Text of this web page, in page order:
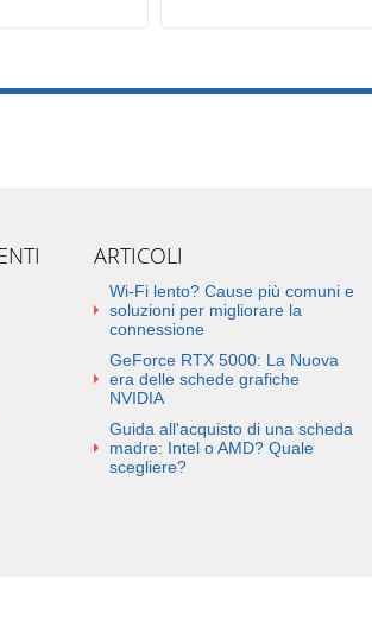
ARTICOLI
Wi-Fi lento? Cause più comuni e
soluzioni per migliorare la
connessione
GeForce RTX 5000: La Nuova
era delle schede grafiche
NVIDIA
Guida all'acquisto di una scheda
madre: Intel o AMD? Quale
scegliere?